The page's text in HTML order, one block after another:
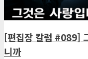
편집장 칼럼
[편집장 칼럼 #089]
니까